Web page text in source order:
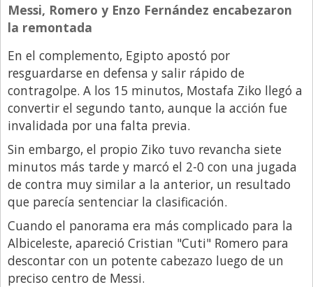
Messi, Romero y Enzo Fernández encabezaron
la remontada
En el complemento, Egipto apostó por
resguardarse en defensa y salir rápido de
contragolpe. A los 15 minutos, Mostafa Ziko llegó a
convertir el segundo tanto, aunque la acción fue
invalidada por una falta previa.
Sin embargo, el propio Ziko tuvo revancha siete
minutos más tarde y marcó el 2-0 con una jugada
de contra muy similar a la anterior, un resultado
que parecía sentenciar la clasificación.
Cuando el panorama era más complicado para la
Albiceleste, apareció Cristian "Cuti" Romero para
descontar con un potente cabezazo luego de un
preciso centro de Messi.